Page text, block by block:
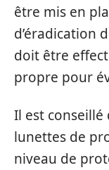
être mis en
d’éradication
doit être
propre pour
Il est
lunettes de
niveau de